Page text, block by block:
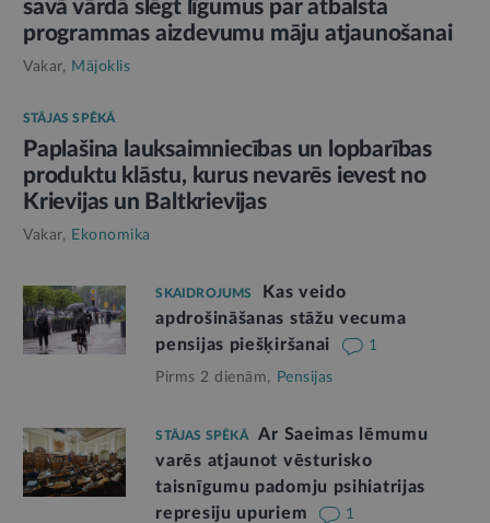
savā vārdā slēgt līgumus par atbalsta
programmas aizdevumu māju atjaunošanai
Vakar, Mājoklis
STĀJAS SPĒKĀ
Paplašina lauksaimniecības un lopbarības
produktu klāstu, kurus nevarēs ievest no
Krievijas un Baltkrievijas
Vakar, Ekonomika
SKAIDROJUMS
Kas veido
apdrošināšanas stāžu vecuma
pensijas piešķiršanai
1
Pirms 2 dienām, Pensijas
STĀJAS SPĒKĀ
Ar Saeimas lēmumu
varēs atjaunot vēsturisko
taisnīgumu padomju psihiatrijas
represiju upuriem
1